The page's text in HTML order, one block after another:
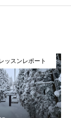
ッスンレポート